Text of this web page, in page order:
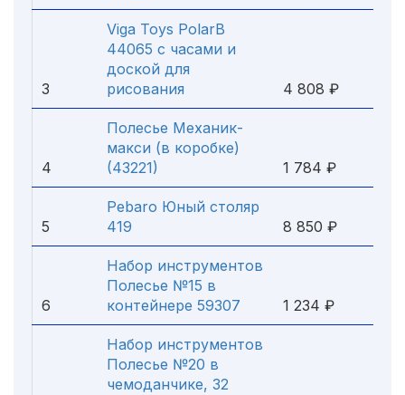
3
Viga Toys PolarB
44065 с часами и
доской для
рисования
4 808 ₽
4
Полесье Механик-
макси (в коробке)
(43221)
1 784 ₽
5
Pebaro Юный столяр
419
8 850 ₽
6
Набор инструментов
Полесье №15 в
контейнере 59307
1 234 ₽
Набор инструментов
Полесье №20 в
чемоданчике, 32